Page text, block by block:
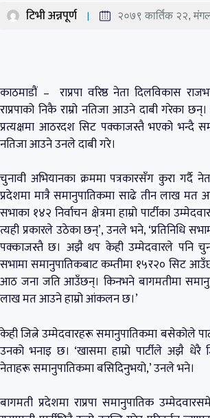
टिभी अन्नपूर्ण २०७९ कार्तिक २२,
काठमाडौं – राप्रपा वरिष्ठ नेता दिलविकास
राप्रपाको निकै राम्रो नतिजा आउने दाबी गरेका
प्रत्यक्षमा आठरदश सिट पक्काजस्तै भएको भन्दै
नतिजा आउने उनले दाबी गरे।
चुनावी अभियानका क्रममा पत्रकारसँग कुरा गर्दै
प्रदेशमा मात्रै समानुपातिकमा साढे तीन लाख मत
सभाका १४२ निर्वाचन क्षेत्रमा हाम्रो पार्टीका
त्यही प्रकारले उठेका छन्’, उनले भने, ‘प्रतिनिधि
पक्काजस्तै छ। अझै थप केही उम्मेदवारले पनि
सभामा समानुपातिकबाट कम्तीमा १५र२० सिट
आठ जना जति आउँछन्। किनभने बागमतीमा
लाख मत आउने हाम्रो आंकलन छ।’
केही जित्ने उम्मेदवारहरू समानुपातिकमा बसेकोले
उनको भनाइ छ। ‘खासमा हाम्रो पार्टीले अझै धेरै
नेताहरू समानुपातिकमा बसिदिनुभयो,’ उनले भने।
बागमती प्रदेशमा राप्रपा समानुपातिक